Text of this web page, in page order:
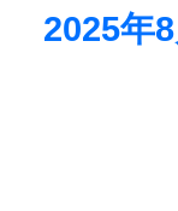
2025年